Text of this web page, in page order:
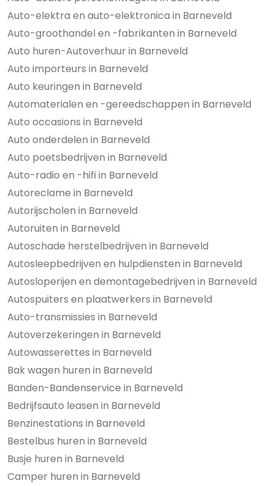
Auto-elektra en auto-elektronica in Barneveld
Auto-groothandel en -fabrikanten in Barneveld
Auto huren-Autoverhuur in Barneveld
Auto importeurs in Barneveld
Auto keuringen in Barneveld
Automaterialen en -gereedschappen in Barneveld
Auto occasions in Barneveld
Auto onderdelen in Barneveld
Auto poetsbedrijven in Barneveld
Auto-radio en -hifi in Barneveld
Autoreclame in Barneveld
Autorijscholen in Barneveld
Autoruiten in Barneveld
Autoschade herstelbedrijven in Barneveld
Autosleepbedrijven en hulpdiensten in Barneveld
Autosloperijen en demontagebedrijven in Barneveld
Autospuiters en plaatwerkers in Barneveld
Auto-transmissies in Barneveld
Autoverzekeringen in Barneveld
Autowasserettes in Barneveld
Bak wagen huren in Barneveld
Banden-Bandenservice in Barneveld
Bedrijfsauto leasen in Barneveld
Benzinestations in Barneveld
Bestelbus huren in Barneveld
Busje huren in Barneveld
Camper huren in Barneveld